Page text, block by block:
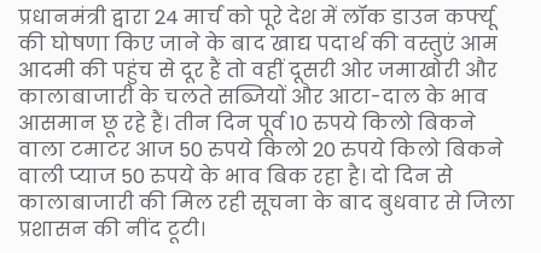
प्रधानमंत्री द्वारा 24 मार्च को पूरे देश में लॉक डाउन कर्फ्यू
की घोषणा किए जाने के बाद खाद्य पदार्थ की वस्तुएं आम
आदमी की पहुंच से दूर हैं तो वहीं दूसरी ओर जमाखोरी और
कालाबाजारी के चलते सब्जियों और आटा-दाल के भाव
आसमान छू रहे हैं। तीन दिन पूर्व 10 रुपये किलो बिकने
वाला टमाटर आज 50 रुपये किलो 20 रुपये किलो बिकने
वाली प्याज 50 रुपये के भाव बिक रहा है। दो दिन से
कालाबाजारी की मिल रही सूचना के बाद बुधवार से जिला
प्रशासन की नींद टूटी।